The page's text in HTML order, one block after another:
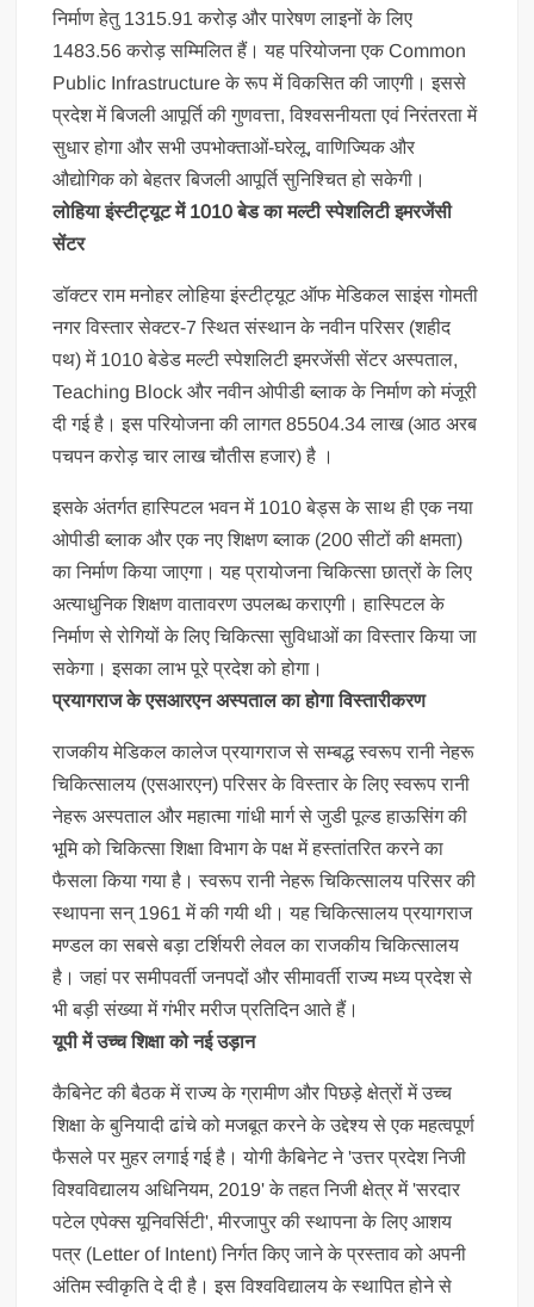
निर्माण हेतु 1315.91 करोड़ और पारेषण लाइनों के लिए
1483.56 करोड़ सम्मिलित हैं। यह परियोजना एक Common
Public Infrastructure के रूप में विकसित की जाएगी। इससे
प्रदेश में बिजली आपूर्ति की गुणवत्ता, विश्वसनीयता एवं निरंतरता में
सुधार होगा और सभी उपभोक्ताओं-घरेलू, वाणिज्यिक और
औद्योगिक को बेहतर बिजली आपूर्ति सुनिश्चित हो सकेगी।
लोहिया इंस्टीट्यूट में 1010 बेड का मल्टी स्पेशलिटी इमरजेंसी
सेंटर
डॉक्टर राम मनोहर लोहिया इंस्टीट्यूट ऑफ मेडिकल साइंस गोमती
नगर विस्तार सेक्टर-7 स्थित संस्थान के नवीन परिसर (शहीद
पथ) में 1010 बेडेड मल्टी स्पेशलिटी इमरजेंसी सेंटर अस्पताल,
Teaching Block और नवीन ओपीडी ब्लाक के निर्माण को मंजूरी
दी गई है। इस परियोजना की लागत 85504.34 लाख (आठ अरब
पचपन करोड़ चार लाख चौतीस हजार) है ।
इसके अंतर्गत हास्पिटल भवन में 1010 बेड्स के साथ ही एक नया
ओपीडी ब्लाक और एक नए शिक्षण ब्लाक (200 सीटों की क्षमता)
का निर्माण किया जाएगा। यह प्रायोजना चिकित्सा छात्रों के लिए
अत्याधुनिक शिक्षण वातावरण उपलब्ध कराएगी। हास्पिटल के
निर्माण से रोगियों के लिए चिकित्सा सुविधाओं का विस्तार किया जा
सकेगा। इसका लाभ पूरे प्रदेश को होगा।
प्रयागराज के एसआरएन अस्पताल का होगा विस्तारीकरण
राजकीय मेडिकल कालेज प्रयागराज से सम्बद्ध स्वरूप रानी नेहरू
चिकित्सालय (एसआरएन) परिसर के विस्तार के लिए स्वरूप रानी
नेहरू अस्पताल और महात्मा गांधी मार्ग से जुडी पूल्ड हाऊसिंग की
भूमि को चिकित्सा शिक्षा विभाग के पक्ष में हस्तांतरित करने का
फैसला किया गया है। स्वरूप रानी नेहरू चिकित्सालय परिसर की
स्थापना सन् 1961 में की गयी थी। यह चिकित्सालय प्रयागराज
मण्डल का सबसे बड़ा टर्शियरी लेवल का राजकीय चिकित्सालय
है। जहां पर समीपवर्ती जनपदों और सीमावर्ती राज्य मध्य प्रदेश से
भी बड़ी संख्या में गंभीर मरीज प्रतिदिन आते हैं।
यूपी में उच्च शिक्षा को नई उड़ान
कैबिनेट की बैठक में राज्य के ग्रामीण और पिछड़े क्षेत्रों में उच्च
शिक्षा के बुनियादी ढांचे को मजबूत करने के उद्देश्य से एक महत्वपूर्ण
फैसले पर मुहर लगाई गई है। योगी कैबिनेट ने 'उत्तर प्रदेश निजी
विश्वविद्यालय अधिनियम, 2019' के तहत निजी क्षेत्र में 'सरदार
पटेल एपेक्स यूनिवर्सिटी', मीरजापुर की स्थापना के लिए आशय
पत्र (Letter of Intent) निर्गत किए जाने के प्रस्ताव को अपनी
अंतिम स्वीकृति दे दी है। इस विश्वविद्यालय के स्थापित होने से